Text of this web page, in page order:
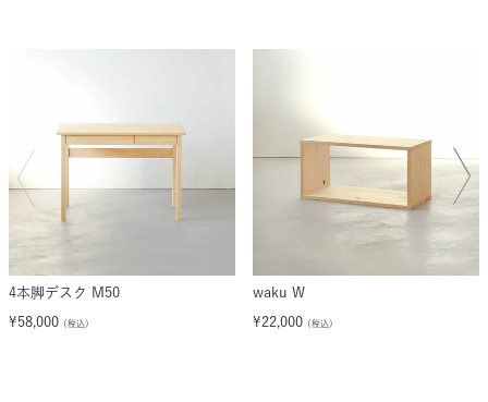
4本脚デスク M50
¥58,000 （税込）
waku W
¥22,000 （税込）